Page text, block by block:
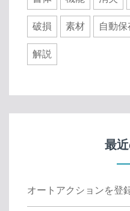
破損 素材 自動保
解説
最
オートアクションを登